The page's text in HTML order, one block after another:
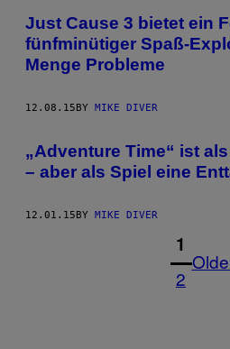
Just Cause 3 bietet ein
fünfminütiger Spaß-
Menge Probleme
12.08.15BY MIKE DIVER
„Adventure Time“ ist
– aber als Spiel eine
12.01.15BY MIKE DIVER
1
2